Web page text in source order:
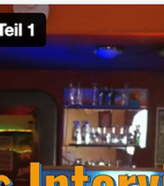
Interviews
Interview Zum neuen Album
Teil 2
Hier ist das Interview zum neuen Album - Teil
ersten vier Songs aus dem neuen Album, um
den Sound und die Themen der Songs. Solche
Interviews sind immer spannend, weil ihr
dadurch einen besseren Einblick bekommt
warum bestimmte Sachen auf dem Album
sind, wie sie sind.